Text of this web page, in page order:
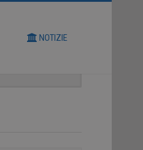
NOTIZIE